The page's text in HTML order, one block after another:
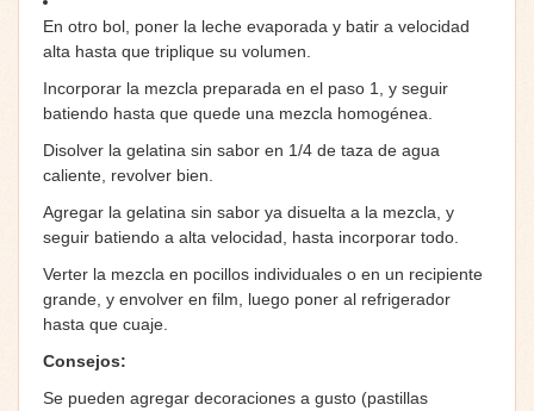
En otro bol, poner la leche evaporada y batir a velocidad
alta hasta que triplique su volumen.
Incorporar la mezcla preparada en el paso 1, y seguir
batiendo hasta que quede una mezcla homogénea.
Disolver la gelatina sin sabor en 1/4 de taza de agua
caliente, revolver bien.
Agregar la gelatina sin sabor ya disuelta a la mezcla, y
seguir batiendo a alta velocidad, hasta incorporar todo.
Verter la mezcla en pocillos individuales o en un recipiente
grande, y envolver en film, luego poner al refrigerador
hasta que cuaje.
Consejos:
Se pueden agregar decoraciones a gusto (pastillas